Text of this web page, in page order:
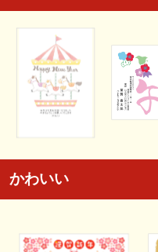
かわいい